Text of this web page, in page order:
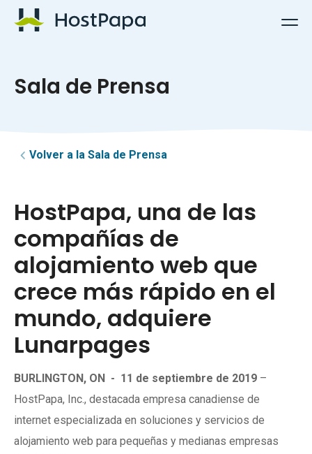
Logotipo de HostPapa
Sala de Prensa
Volver a la Sala de Prensa
HostPapa, una de las
compañías de
alojamiento web que
crece más rápido en el
mundo, adquiere
Lunarpages
BURLINGTON, ON - 11 de septiembre de 2019 –
HostPapa, Inc., destacada empresa canadiense de
internet especializada en soluciones y servicios de
alojamiento web para pequeñas y medianas empresas